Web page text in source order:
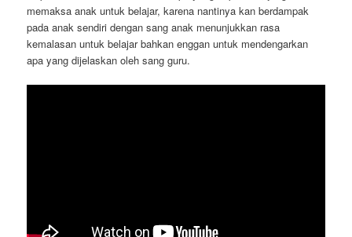
memaksa anak untuk belajar, karena nantinya kan berdampak
pada anak sendiri dengan sang anak menunjukkan rasa
kemalasan untuk belajar bahkan enggan untuk mendengarkan
apa yang dijelaskan oleh sang guru.